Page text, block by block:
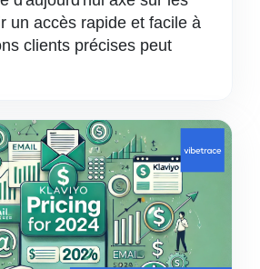
un accès rapide et facile à
clients précises peut